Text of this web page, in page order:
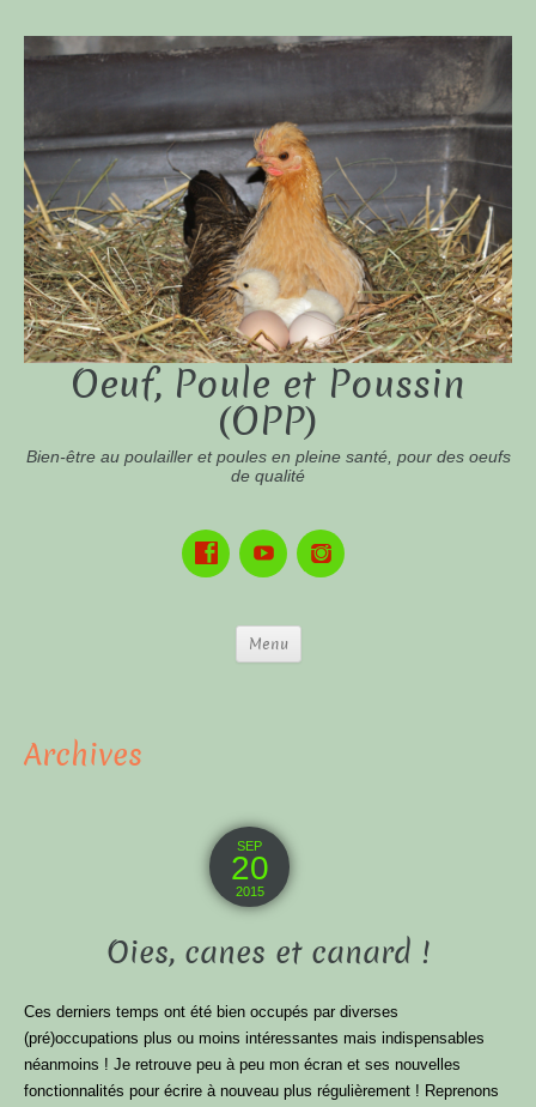
Oeuf, Poule et Poussin
(OPP)
Bien-être au poulailler et poules en pleine santé, pour des oeufs
de qualité
Menu
Archives
SEP
20
2015
Oies, canes et canard !
Ces derniers temps ont été bien occupés par diverses
(pré)occupations plus ou moins intéressantes mais indispensables
néanmoins ! Je retrouve peu à peu mon écran et ses nouvelles
fonctionnalités pour écrire à nouveau plus régulièrement ! Reprenons